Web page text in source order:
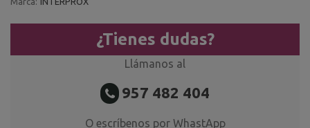
¿Tienes dudas?
Llámanos al
957 482 404
O escríbenos por WhastApp